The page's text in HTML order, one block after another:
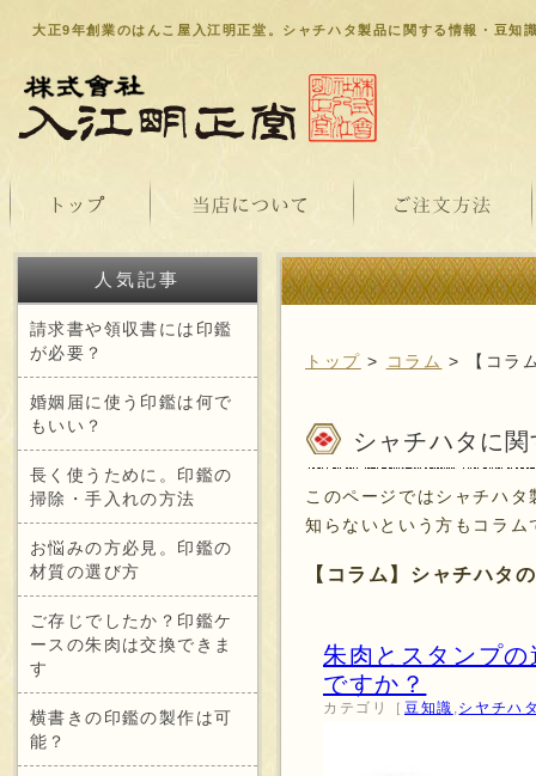
大正9年創業のはんこ屋入江明正堂。シャチハタ製品に関する情報・豆知
人気記事
請求書や領収書には印鑑
が必要？
婚姻届に使う印鑑は何で
もいい？
長く使うために。印鑑の
掃除・手入れの方法
お悩みの方必見。印鑑の
材質の選び方
ご存じでしたか？印鑑ケ
ースの朱肉は交換できま
す
横書きの印鑑の製作は可
能？
トップ > コラム > 【コラ
シャチハタに
このページではシャチハ
知らないという方もコラ
【コラム】シャチハタ
朱肉とスタンプ
ですか？
カテゴリ［ 豆知識 ,シヤチハ